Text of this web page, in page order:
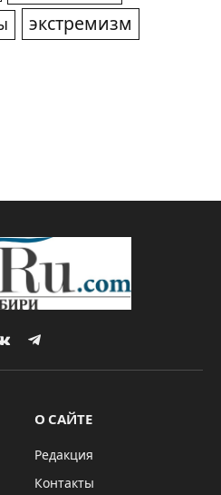
экстремизм
VKontakteTelegram
О САЙТЕ
Редакция
Контакты